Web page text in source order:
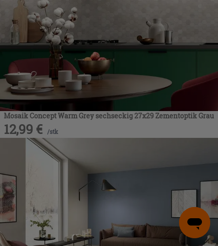
Mosaik Concept Warm Grey sechseckig 27x29 Zementoptik Grau
12,99 € /stk